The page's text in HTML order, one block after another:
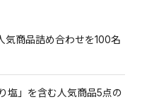
気商品詰め合わせを100名
塩」を含む人気商品5点の